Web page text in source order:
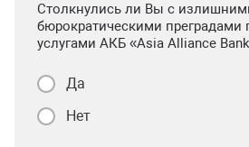
Столкнулись ли Вы с
бюрократическими преградами
услугами АКБ «Asia Alliance
Да
Нет